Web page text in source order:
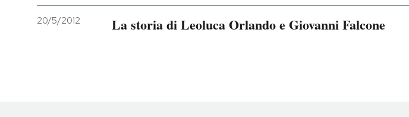
20/5/2012 La storia di Leoluca Orlando e Giovanni Falcone